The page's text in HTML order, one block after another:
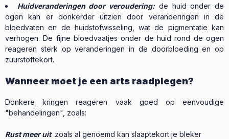
Huidveranderingen door veroudering: de huid onder de
ogen kan er donkerder uitzien door veranderingen in de
bloedvaten en de huidstofwisseling, wat de pigmentatie kan
verhogen. De fijne bloedvaatjes onder de huid rond de ogen
reageren sterk op veranderingen in de doorbloeding en op
zuurstoftekort.
Wanneer moet je een arts raadplegen?
Donkere kringen reageren vaak goed op eenvoudige
"behandelingen", zoals:
Rust meer uit: zoals al genoemd kan slaaptekort je bleker